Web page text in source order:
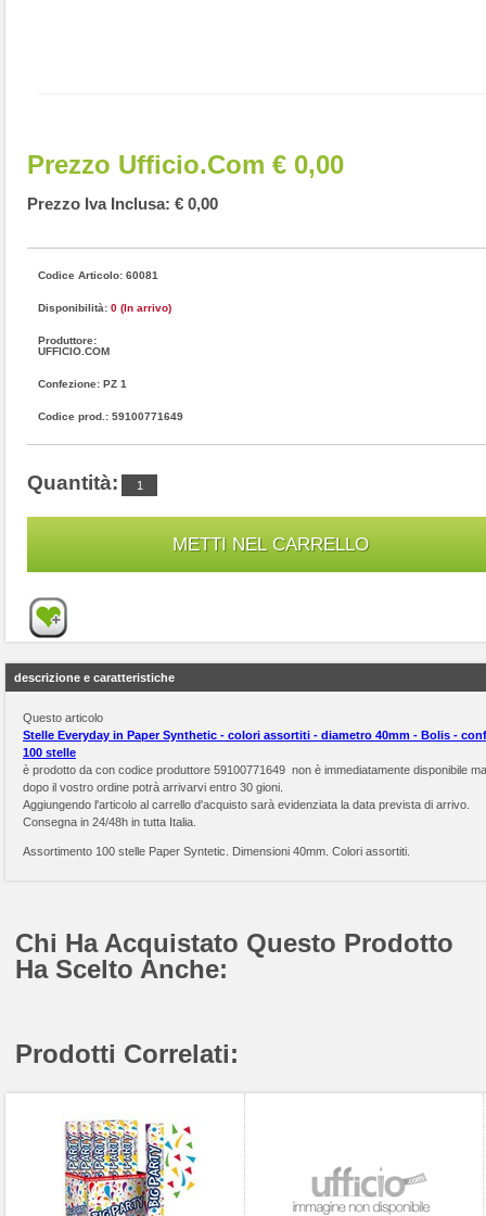
Prezzo Ufficio.com € 0,00
Prezzo Iva Inclusa: € 0,00
Codice Articolo: 60081
Disponibilità: 0 (In arrivo)
Produttore:
UFFICIO.COM
Confezione: PZ 1
Codice prod.: 59100771649
Quantità:
descrizione e caratteristiche
Questo articolo
Stelle Everyday in Paper Synthetic - colori assortiti - diametro 40mm - Bolis -
100 stelle
è prodotto da con codice produttore 59100771649 non è immediatamente disponibile ma
dopo il vostro ordine potrà arrivarvi entro 30 gioni.
Aggiungendo l'articolo al carrello d'acquisto sarà evidenziata la data prevista di arrivo.
Consegna in 24/48h in tutta Italia.
Assortimento 100 stelle Paper Syntetic. Dimensioni 40mm. Colori assortiti.
Chi Ha Acquistato Questo Prodotto
Ha Scelto Anche:
Prodotti Correlati: